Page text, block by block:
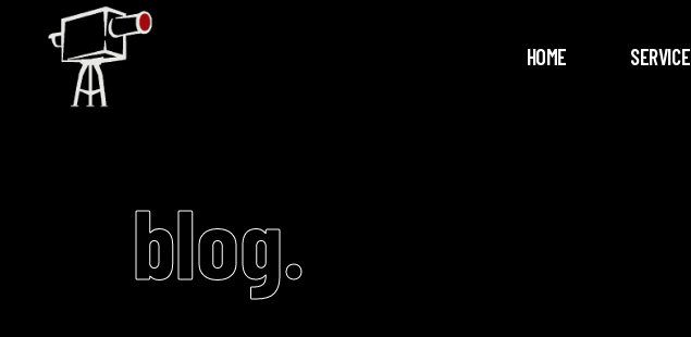
HOME
blog.